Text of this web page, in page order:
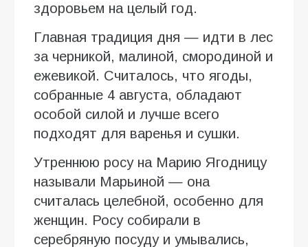
здоровьем на целый год.
Главная традиция дня — идти в лес
за черникой, малиной, смородиной и
ежевикой. Считалось, что ягоды,
собранные 4 августа, обладают
особой силой и лучше всего
подходят для варенья и сушки.
Утреннюю росу на Марию Ягодницу
называли Марьиной — она
считалась целебной, особенно для
женщин. Росу собирали в
серебряную посуду и умывались,